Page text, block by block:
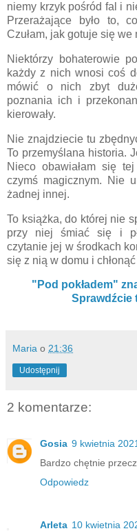
niemy krzyk pośród fal i
Przerażające było to,
Czułam, jak gotuje się we
Niektórzy bohaterowie
każdy z nich wnosi coś
mówić o nich zbyt
poznania ich i
kierowały.
Nie znajdziecie tu
To przemyślana historia.
Nieco obawiałam się
czymś magicznym. Nie
żadnej innej.
To książka, do której nie
przy niej śmiać się i
czytanie jej w środkach
się z nią w domu i chłonąć
"Pod pokładem"
Sprawdźcie
Maria o 21:36
Udostępnij
2 komentarze:
Gosia 9 kwietnia
Bardzo chętnie
Odpowiedz
Arleta 10 kwietnia